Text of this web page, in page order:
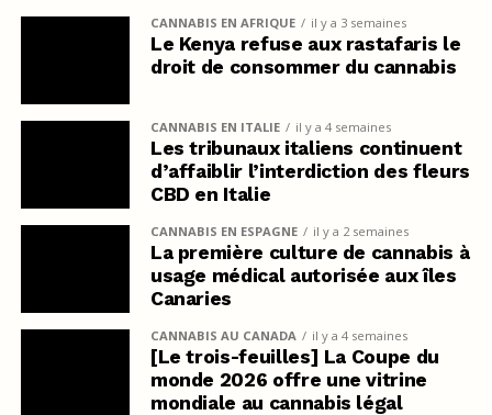
CANNABIS EN AFRIQUE il y a 3 semaines
Le Kenya refuse aux rastafaris le
droit de consommer du cannabis
CANNABIS EN ITALIE il y a 4 semaines
Les tribunaux italiens continuent
d’affaiblir l’interdiction des fleurs
CBD en Italie
CANNABIS EN ESPAGNE il y a 2 semaines
La première culture de cannabis à
usage médical autorisée aux îles
Canaries
CANNABIS AU CANADA il y a 4 semaines
[Le trois-feuilles] La Coupe du
monde 2026 offre une vitrine
mondiale au cannabis légal